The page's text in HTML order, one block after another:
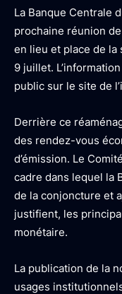
La Banque Centrale
prochaine réunion
en lieu et place de la
9 juillet.
public sur le site de
Derrière ce
des rendez-vous
d’émission. Le
cadre dans lequel la
de la conjoncture et
justifient, les
monétaire.
La publication de la
usages